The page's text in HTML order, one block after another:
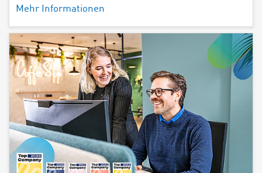
Mehr Informationen